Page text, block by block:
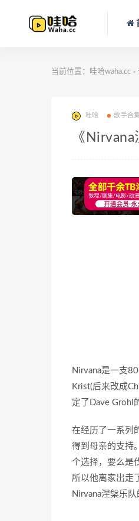
当前位置： 哇哈waha.cc >
哇哈 歌手合
《
Nirvana是一支
Krist(后来改成
定了Dave Grohl
在经历了一系列
得到母亲的支持
个选择，要么是
所以他离家出走
Nirvana涅槃乐